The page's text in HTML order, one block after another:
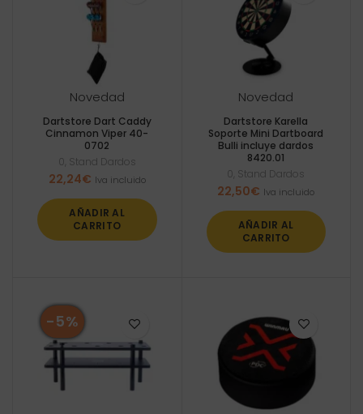
Novedad
Dartstore Dart Caddy
Cinnamon Viper 40-
0702
0 Stand Dardos
22,24€ Iva incluido
AÑADIR AL
CARRITO
Novedad
Dartstore Karella
Soporte Mini Dartboard
Bulli incluye dardos
8420.01
0 Stand Dardos
22,50€ Iva incluido
AÑADIR AL
CARRITO
-5%